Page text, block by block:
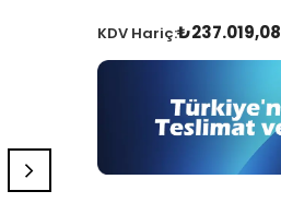
KDV Hariç:₺237.019,08